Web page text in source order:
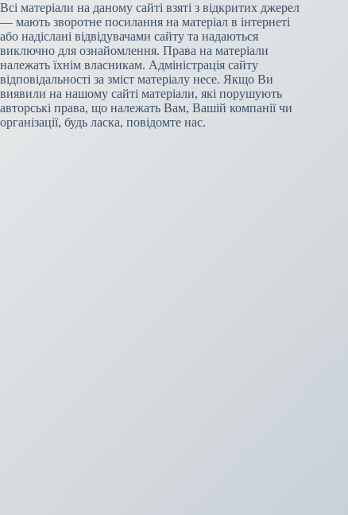
Всі матеріали на даному сайті взяті з відкритих джерел
— мають зворотне посилання на матеріал в інтернеті
або надіслані відвідувачами сайту та надаються
виключно для ознайомлення. Права на матеріали
належать їхнім власникам. Адміністрація сайту
відповідальності за зміст матеріалу несе. Якщо Ви
виявили на нашому сайті матеріали, які порушують
авторські права, що належать Вам, Вашій компанії чи
організації, будь ласка, повідомте нас.